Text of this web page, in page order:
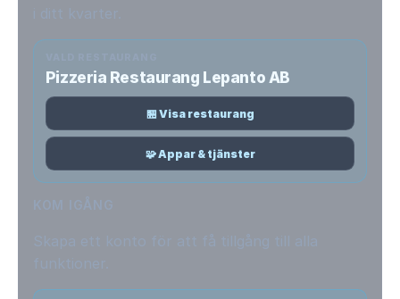
Pizzeria Restaurang Lepanto AB
🏪 Visa restaurang
🧩 Appar & tjänster